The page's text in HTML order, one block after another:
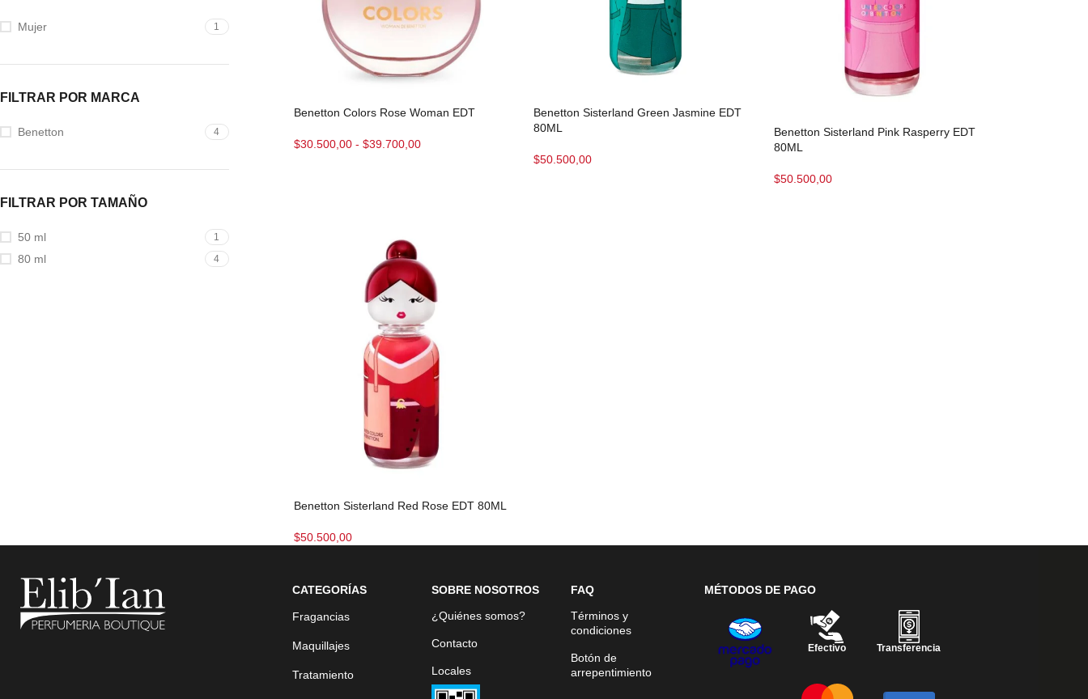
Mujer 1
FILTRAR POR MARCA
Benetton 4
FILTRAR POR TAMAÑO
50 ml 1
80 ml 4
Benetton Colors Rose Woman EDT
$30.500,00 - $39.700,00
Benetton Sisterland Green Jasmine EDT
80ML
$50.500,00
Benetton Sisterland Pink Rasperry EDT
80ML
$50.500,00
Benetton Sisterland Red Rose EDT 80ML
$50.500,00
CATEGORÍAS
Fragancias
Maquillajes
Tratamiento
SOBRE NOSOTROS
¿Quiénes somos?
Contacto
Locales
FAQ
Términos y
condiciones
Botón de
arrepentimiento
MÉTODOS DE PAGO
Efectivo Transferencia